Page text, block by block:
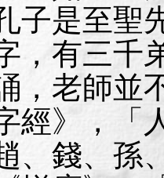
子是至聖
，有三千
，老師並
經》，
、錢、孫